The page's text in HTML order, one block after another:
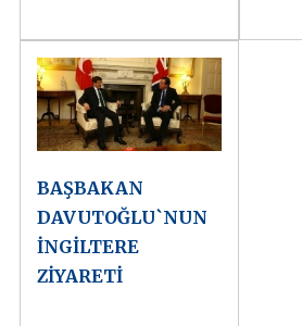
BAŞBAKAN
DAVUTOĞLU`NUN
İNGİLTERE
ZİYARETİ